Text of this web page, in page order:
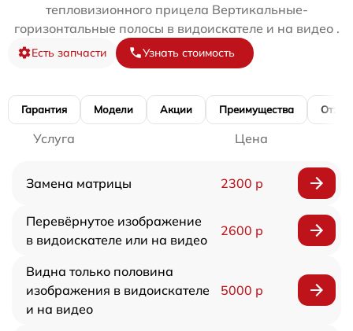
тепловизионного прицела Вертикальные-
горизонтальные полосы в видоискателе и на видео .
Есть запчасти Узнать стоимость
Гарантия Модели Акции Преимущества
Услуга Цена
Замена матрицы 2300 р
Перевёрнутое изображение
в видоискателе или на видео
2600 р
Видна только половина
изображения в видоискателе
и на видео
5000 р